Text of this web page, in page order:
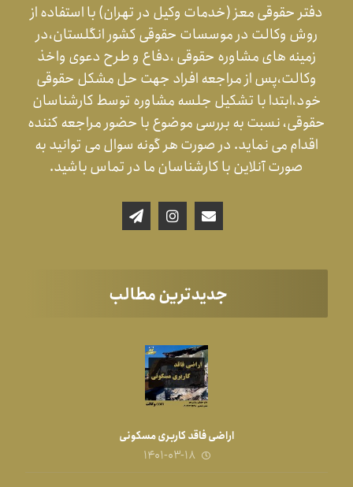
دفتر حقوقی معز (خدمات وکیل در تهران) با استفاده از
روش وکالت در موسسات حقوقی کشور انگلستان،در
زمینه های مشاوره حقوقی ،دفاع و طرح دعوی واخذ
وکالت،پس از مراجعه افراد جهت حل مشکل حقوقی
خود،ابتدا با تشکیل جلسه مشاوره توسط کارشناسان
حقوقی، نسبت به بررسی موضوع با حضور مراجعه کننده
اقدام می نماید. در صورت هر گونه سوال می توانید به
صورت آنلاین با کارشناسان ما در تماس باشید.
جدیدترین مطالب
اراضی فاقد کاربری مسکونی
۱۴۰۱-۰۳-۱۸